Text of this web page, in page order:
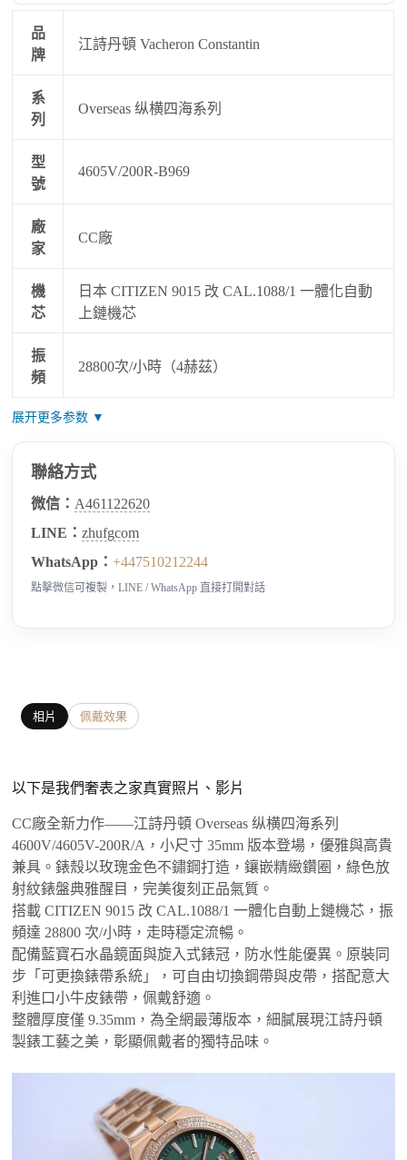
品
牌
江詩丹頓 Vacheron Constantin
系
列
Overseas 纵横四海系列
型
號
4605V/200R-B969
廠
家
CC廠
機
芯
日本 CITIZEN 9015 改 CAL.1088/1 一體化自動
上鏈機芯
振
頻
28800次/小時（4赫茲）
展开更多参数 ▼
聯絡方式
微信： A461122620
LINE：zhufgcom
WhatsApp：+447510212244
點擊微信可複製，LINE / WhatsApp 直接打開對話
相片 佩戴效果
以下是我們奢表之家真實照片、影片
CC廠全新力作——江詩丹頓 Overseas 纵横四海系列
4600V/4605V-200R/A，小尺寸 35mm 版本登場，優雅與高貴
兼具。錶殼以玫瑰金色不鏽鋼打造，鑲嵌精緻鑽圈，綠色放
射紋錶盤典雅醒目，完美復刻正品氣質。
搭載 CITIZEN 9015 改 CAL.1088/1 一體化自動上鏈機芯，振
頻達 28800 次/小時，走時穩定流暢。
配備藍寶石水晶鏡面與旋入式錶冠，防水性能優異。原裝同
步「可更換錶帶系統」，可自由切換鋼帶與皮帶，搭配意大
利進口小牛皮錶帶，佩戴舒適。
整體厚度僅 9.35mm，為全網最薄版本，細膩展現江詩丹頓
製錶工藝之美，彰顯佩戴者的獨特品味。